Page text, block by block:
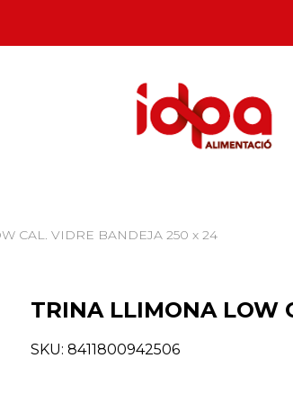
CAL. VIDRE BANDEJA 250 x 24
TRINA LLIMONA LOW
SKU: 8411800942506